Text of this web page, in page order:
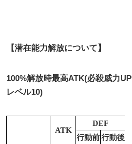
【潜在能力解放について】
100%解放時最高ATK(必殺威力
レベル10)
ATK
DEF
行動前 行動後